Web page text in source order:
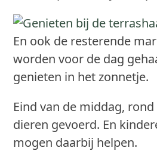
En ook de resterende
worden voor de dag
genieten in het zonnetje.
Eind van de middag,
dieren gevoerd. En
mogen daarbij helpen.